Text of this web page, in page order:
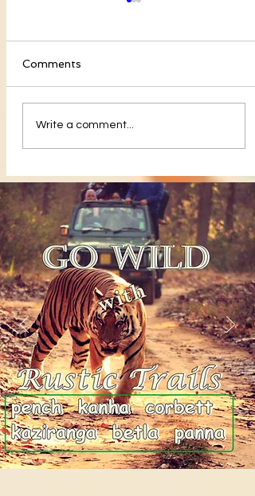
Comments
Write a comment...